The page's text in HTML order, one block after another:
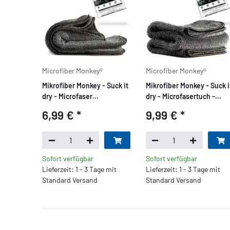
Microfiber Monkey®
Mikrofiber Monkey - Suck it
dry - Microfaser
1000 GSM - verpackt
6,99 €*
Sofort verfügbar
Lieferzeit: 1 - 3 Tage mit
Standard Versand
Microfiber Monkey®
Mikrofiber Monkey - Suck
dry - Microfasertuch -
9,99 € *
Sofort verfügbar
Lieferzeit: 1 - 3 Tage mit
Standard Versand